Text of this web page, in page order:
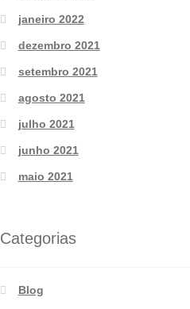
janeiro 2022
dezembro 2021
setembro 2021
agosto 2021
julho 2021
junho 2021
maio 2021
Categorias
Blog